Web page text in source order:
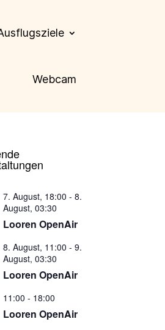
Webcam
7. August, 18:00 -8.
August, 03:30
Looren OpenAir
8. August, 11:00 -9.
August, 03:30
Looren OpenAir
11:00 - 18:00
Looren OpenAir